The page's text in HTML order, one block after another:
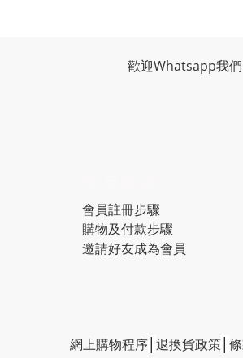
歡迎Whatsapp我們
會員註冊步驟
購物及付款步驟
邀請好友成為會員
網上購物程序 退換貨政策